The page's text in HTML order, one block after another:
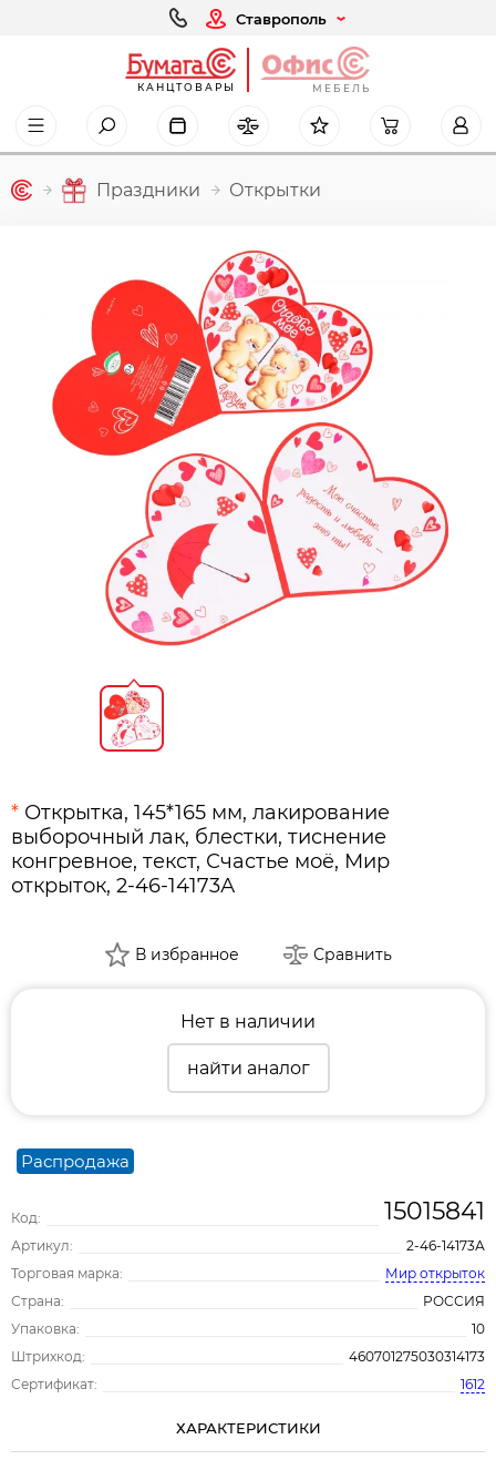
Ставрополь
КАНЦТОВАРЫ МЕБЕЛЬ
Праздники Открытки
* Открытка, 145*165 мм, лакирование
выборочный лак, блестки, тиснение
конгревное, текст, Счастье моё, Мир
открыток, 2-46-14173А
Распродажа
Код: 15015841
Артикул:
2-46-14173А
Торговая марка:
Мир открыток
Страна:
РОССИЯ
Упаковка:
10
Штрихкод:
460701275030314173
Сертификат:
1612
В избранное Сравнить
Нет в наличии
найти аналог
ХАРАКТЕРИСТИКИ